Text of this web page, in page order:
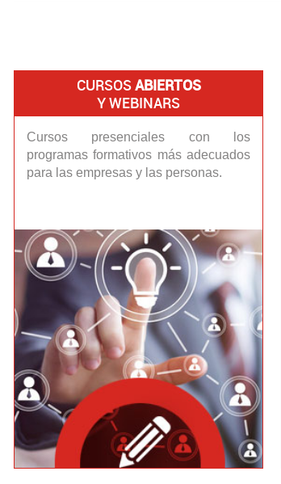
CURSOSABIERTOS
Y WEBINARS
Cursos presenciales con los
programas formativos más adecuados
para las empresas y las personas.